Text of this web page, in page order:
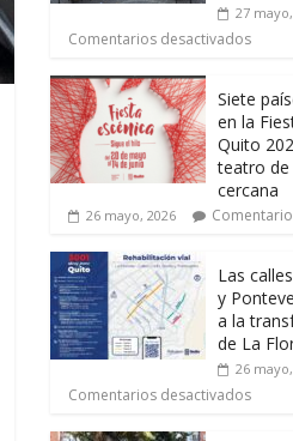
27
Comentarios desactivados
Siete
en la
Quito
teatro de
cercana
26 mayo, 2026
Las
y
a la
de La
26
Comentarios desactivados